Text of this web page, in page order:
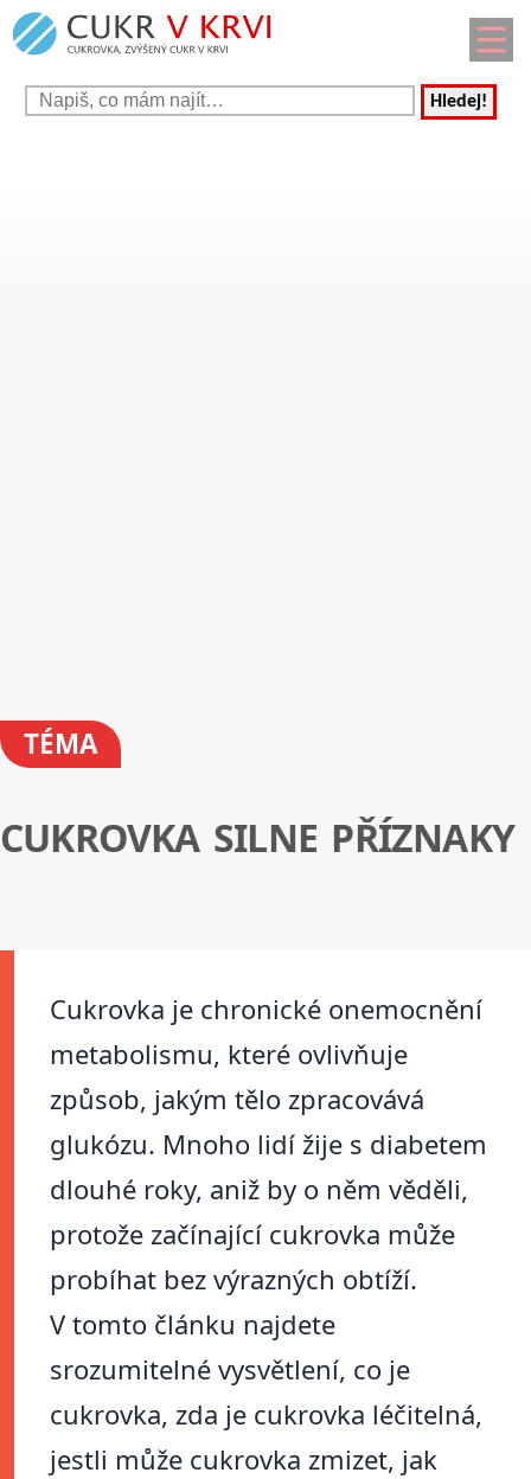
Hledej!
TÉMA
CUKROVKA SILNE PŘÍZNAKY
Cukrovka je chronické onemocnění
metabolismu, které ovlivňuje
způsob, jakým tělo zpracovává
glukózu. Mnoho lidí žije s diabetem
dlouhé roky, aniž by o něm věděli,
protože začínající cukrovka může
probíhat bez výrazných obtíží.
V tomto článku najdete
srozumitelné vysvětlení, co je
cukrovka, zda je cukrovka léčitelná,
jestli může cukrovka zmizet, jak